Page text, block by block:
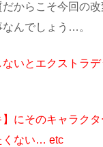
からこそ今回の改
んでしょう…。
ないとエクストラ
】にそのキャラク
くない… etc